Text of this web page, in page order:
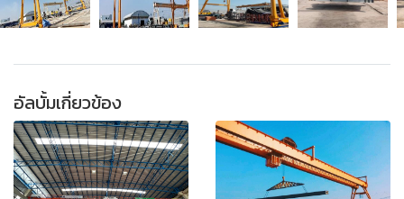
อัลบั้มเกี่ยวข้อง